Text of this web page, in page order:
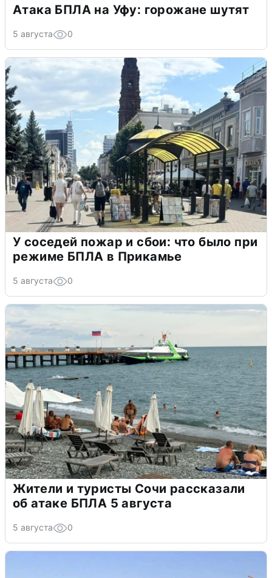
Атака БПЛА на Уфу: горожане шутят
5 августа 0
У соседей пожар и сбои: что было при
режиме БПЛА в Прикамье
5 августа 0
Жители и туристы Сочи рассказали
об атаке БПЛА 5 августа
5 августа 0